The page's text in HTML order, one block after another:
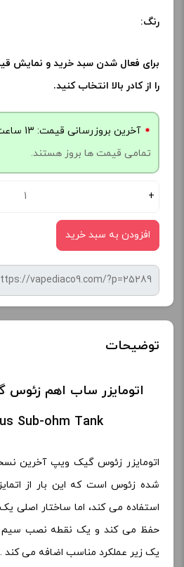
رنگ:
برای فعال شدن سبد خرید و نمایش
را از کادر بالا انتخاب کنید.
آخرین بروزرسانی قیمت: 13 ساعت پیش
تمامی قیمت ها بروز هستند.
+
افزودن به سبد خرید
توضیحات
Sub-ohm Tank
اتومایزر زئوس گیک ویپ آخرین
شده زئوس است که این بار از
استفاده می کند، اما ساختار اصلی
حفظ می کند و یک نقطه نصب سیم
یک زیر عملکرد مناسب اضافه می کند .